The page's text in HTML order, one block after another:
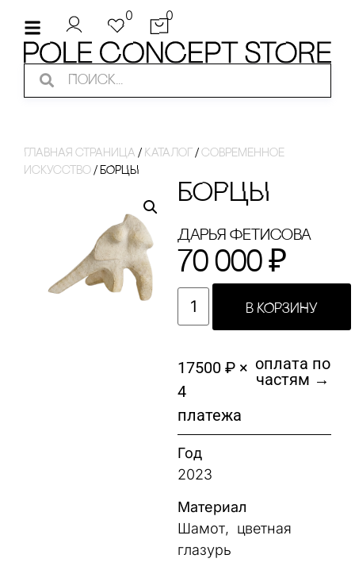
0 0
Главная страница / Каталог / современное
искусство / БОРЦЫ
БОРЦЫ
Дарья Фетисова
70 000 ₽
В КОРЗИНУ
17500 ₽ ×
4
платежа
оплата по
частям →
Год
2023
Материал
Шамот, цветная
глазурь